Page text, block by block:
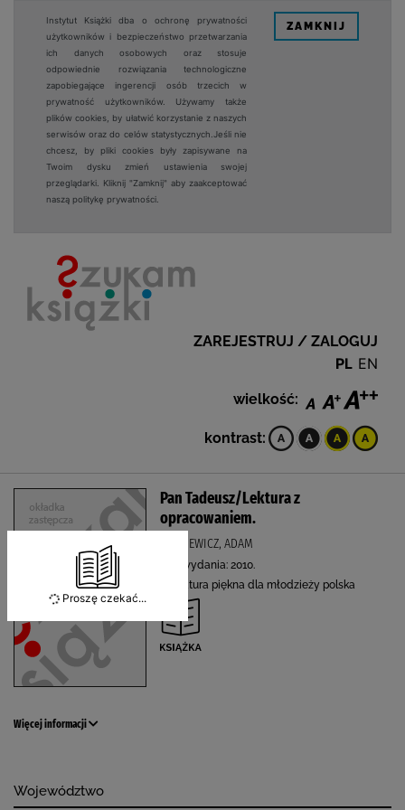
Instytut Książki dba o ochronę prywatności
użytkowników i bezpieczeństwo przetwarzania
ich danych osobowych oraz stosuje
odpowiednie rozwiązania technologiczne
zapobiegające ingerencji osób trzecich w
prywatność użytkowników. Używamy także
plików cookies, by ułatwić korzystanie z naszych
serwisów oraz do celów statystycznych.Jeśli nie
chcesz, by pliki cookies były zapisywane na
Twoim dysku zmień ustawienia swojej
przeglądarki. Kliknij "Zamknij" aby zaakceptować
naszą politykę prywatności.
ZAMKNIJ
ZAREJESTRUJ / ZALOGUJ
PL EN
wielkość:
kontrast:
Pan Tadeusz/Lektura z
opracowaniem.
MICKIEWICZ, ADAM
Rok wydania: 2010.
Literatura piękna dla młodzieży polska
Więcej informacji
Województwo
Proszę czekać...